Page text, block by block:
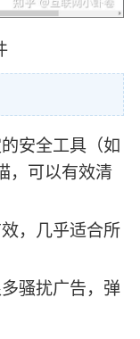
安全工具（如
，可以有效清
，几乎适合所
骚扰广告，弹